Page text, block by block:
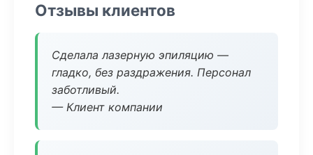
Отзывы клиентов
Сделала лазерную эпиляцию —
гладко, без раздражения. Персонал
заботливый.
— Клиент компании